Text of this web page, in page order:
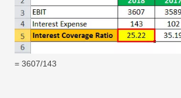
= 3607/143